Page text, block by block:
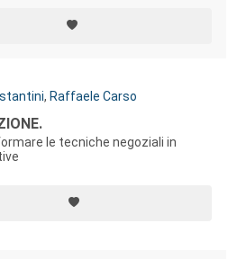
, Raffaele Carso
le tecniche negoziali in